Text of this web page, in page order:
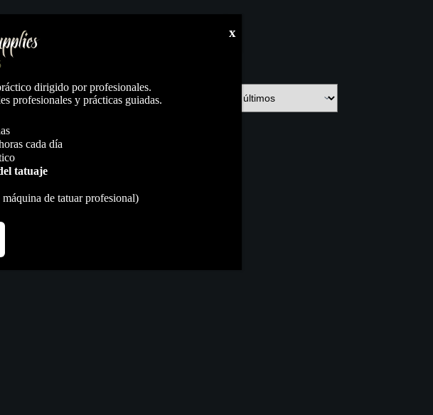
dirigido por profesionales.
profesionales y prácticas guiadas.
cada día
tatuaje
de tatuar profesional)
x